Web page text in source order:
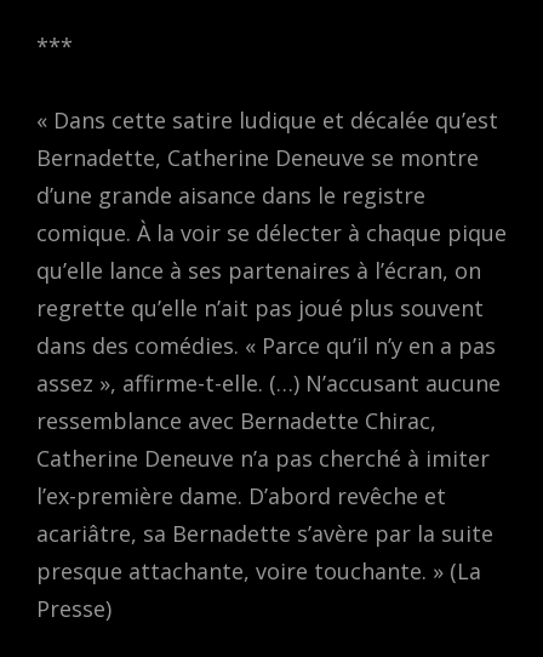
***
« Dans cette satire ludique et décalée qu’est
Bernadette, Catherine Deneuve se montre
d’une grande aisance dans le registre
comique. À la voir se délecter à chaque pique
qu’elle lance à ses partenaires à l’écran, on
regrette qu’elle n’ait pas joué plus souvent
dans des comédies. « Parce qu’il n’y en a pas
assez », affirme-t-elle. (…) N’accusant aucune
ressemblance avec Bernadette Chirac,
Catherine Deneuve n’a pas cherché à imiter
l’ex-première dame. D’abord revêche et
acariâtre, sa Bernadette s’avère par la suite
presque attachante, voire touchante. » (La
Presse)